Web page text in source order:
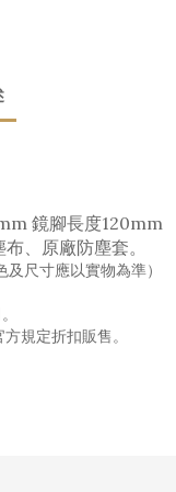
鏡腳長度120mm
、原廠防塵套。
尺寸應以實物為準）
規定折扣販售。